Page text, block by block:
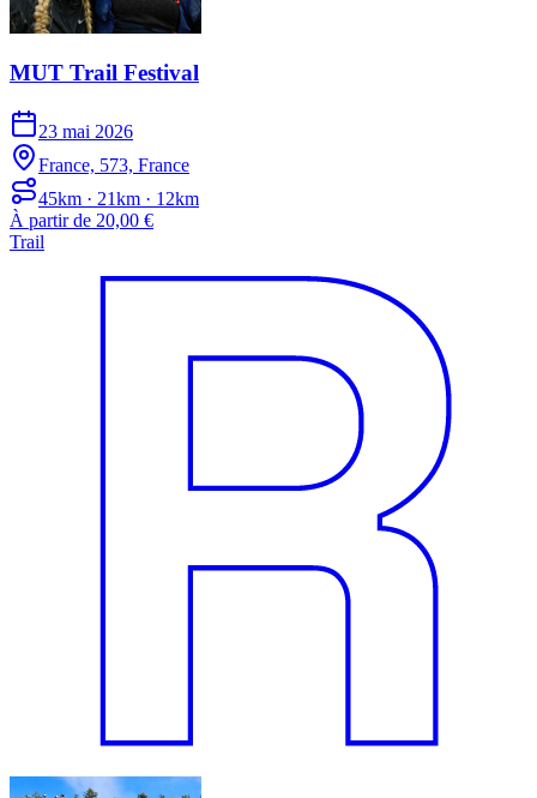
MUT Trail Festival
23 mai 2026
France, 573, France
45km · 21km · 12km
À partir de 20,00 €
Trail